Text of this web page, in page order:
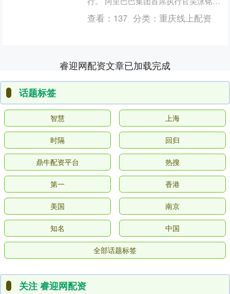
示，阿里巴巴希望助力清华大学无穹书
院的建设，积极发挥双....
查看： 137 分类： 重庆线上配资
睿迎网配资文章已加载完成
话题标签
智慧 上海
时隔 回归
鼎牛配资平台 热搜
第一 香港
美国 南京
知名 中国
全部话题标签
关注 睿迎网配资